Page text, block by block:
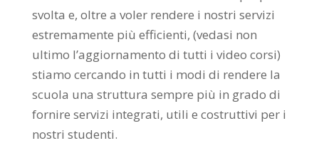
svolta e, oltre a voler rendere i nostri servizi
estremamente più efficienti, (vedasi non
ultimo l’aggiornamento di tutti i video corsi)
stiamo cercando in tutti i modi di rendere la
scuola una struttura sempre più in grado di
fornire servizi integrati, utili e costruttivi per i
nostri studenti.